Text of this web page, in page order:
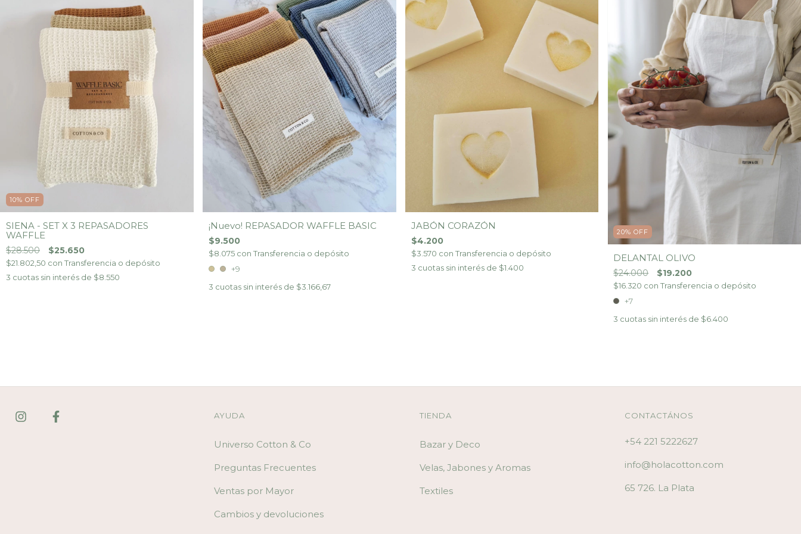
10% OFF
SIENA - SET X 3 REPASADORES
WAFFLE
$28.500 $25.650
$21.802,50 con Transferencia o depósito
3 cuotas sin interés de $8.550
¡Nuevo! REPASADOR WAFFLE BASIC
$9.500
$8.075 con Transferencia o depósito
+9
3 cuotas sin interés de $3.166,67
JABÓN CORAZÓN
$4.200
$3.570 con Transferencia o depósito
3 cuotas sin interés de $1.400
20%OFF
DELANTAL OLIVO
$24.000 $19.200
$16.320 con Transferencia o depósito
+7
3 cuotas sin interés de $6.400
AYUDA
Universo Cotton & Co
Preguntas Frecuentes
Ventas por Mayor
Cambios y devoluciones
TIENDA
Bazar y Deco
Velas, Jabones y Aromas
Textiles
CONTACTÁNOS
+54 221 5222627
info@holacotton.com
65 726. La Plata